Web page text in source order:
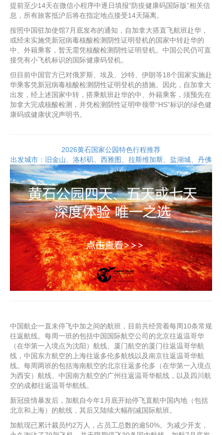
提前至少14天在微信小程序中逐日填报“防疫健康码国际版”相关信
息，所有旅客抵沪后将在指定地点接受14天隔离。
按照中国驻加使馆7月底发布的通知，自加拿大搭直飞航班赴华，
或经未实施凭新冠病毒核酸检测阴性证明登机的国家中转赴华的
中、外籍乘客，暂无需凭核酸检测阴性证明登机。中国公民仍可直
接凭有小飞机标识的国际健康码登机。
但目前中国官方已对俄罗斯、埃及、沙特、伊朗等18个国家实施赴
华乘客凭新冠病毒核酸检测阴性证明登机的措施。因此，自加拿大
出发，经上述国家中转，搭乘航班赴华的中、外籍乘客，须预先在
加拿大完成核酸检测，并凭检测阴性证明申领带“HS”标识的绿色健
康码或健康状况声明书。
2026黄石国家公园特色行程推荐
出发城市：旧金山、洛杉矶、西雅图、拉斯维加斯、盐湖城、丹佛
中国航企一直未停飞中加之间的航班，目前共经营着每周10条常规
往返航线。每周一班的包括中国国际航空公司的北京往返温哥华
（在华第一入境点为沈阳）航线、厦门航空的厦门往返温哥华航
线，中国东方航空的上海往返多伦多航线以及南京往返温哥华航
线。每周两班的包括海南航空的北京往返多伦多（在华第一入境点
为西安）航线、中国南方航空的广州往返温哥华航线，以及四川航
空的成都往返温哥华航线。
新冠疫情暴发后，加航自今年1月底开始停飞直航中国内地（包括
北京和上海）的航线，其后又陆续大幅削减国际航班。
加航现已累计裁员约2万人，占员工总数的逾50%。为减少开支，